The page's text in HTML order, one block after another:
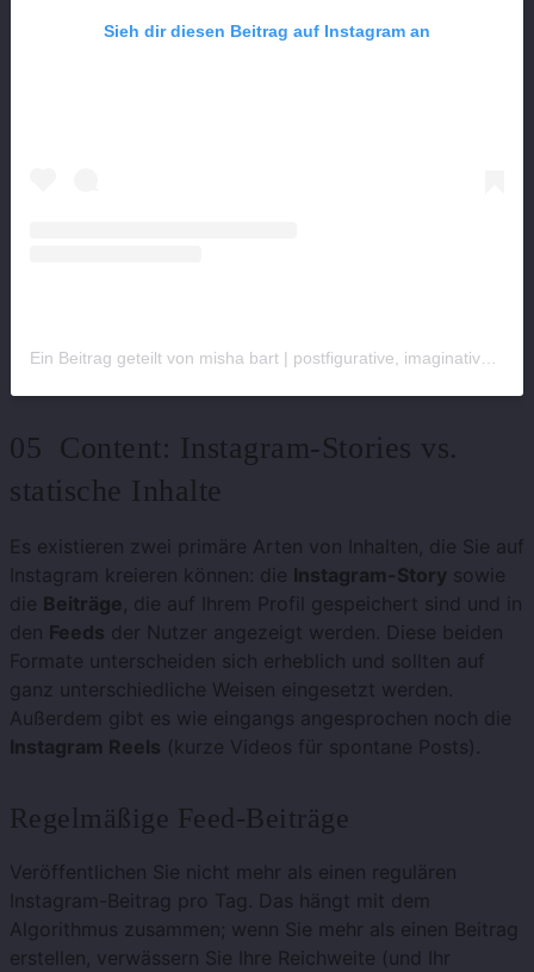
Sieh dir diesen Beitrag auf Instagram an
05 Content: Instagram-Stories vs.
statische Inhalte
Es existieren zwei primäre Arten von Inhalten, die Sie auf
Instagram kreieren können: die Instagram-Story sowie
die Beiträge , die auf Ihrem Profil gespeichert sind und in
den Feeds der Nutzer angezeigt werden. Diese beiden
Formate unterscheiden sich erheblich und sollten auf
ganz unterschiedliche Weisen eingesetzt werden.
Außerdem gibt es wie eingangs angesprochen noch die
Instagram Reels (kurze Videos für spontane Posts).
Regelmäßige Feed-Beiträge
Veröffentlichen Sie nicht mehr als einen regulären
Instagram-Beitrag pro Tag. Das hängt mit dem
Algorithmus zusammen; wenn Sie mehr als einen Beitrag
erstellen, verwässern Sie Ihre Reichweite (und Ihr